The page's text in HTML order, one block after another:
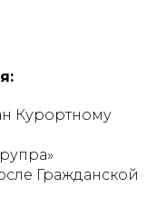
Курортному
Гражданской